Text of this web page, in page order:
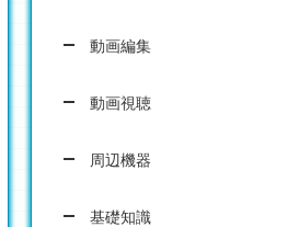
動画編集
動画視聴
周辺機器
基礎知識